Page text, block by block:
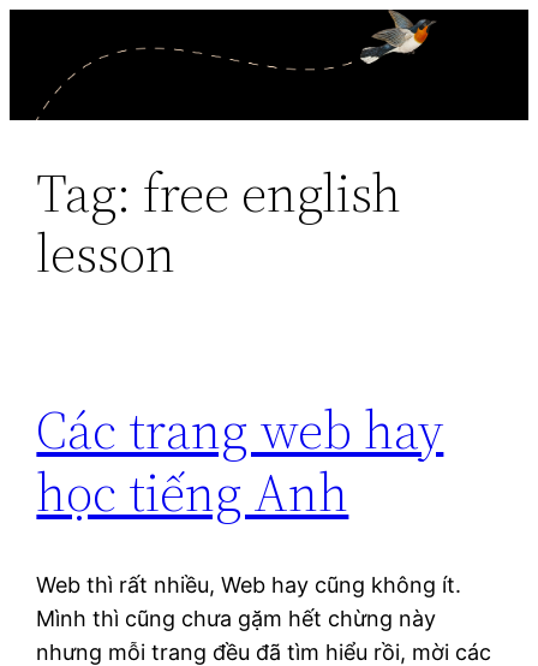
content
Tag: free english
lesson
Các trang web hay
học tiếng Anh
Web thì rất nhiều, Web hay cũng không ít.
Mình thì cũng chưa gặm hết chừng này
nhưng mỗi trang đều đã tìm hiểu rồi, mời các